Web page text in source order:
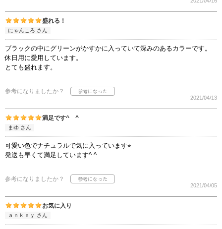
盛れる！
にゃんころ さん
ブラックの中にグリーンがかすかに入っていて深みのあるカラーです。
休日用に愛用しています。
とても盛れます。
参考になりましたか？
2021/04/13
満足です^ ^
まゆ さん
可愛い色でナチュラルで気に入っています⭐︎
発送も早くて満足しています^ ^
参考になりましたか？
2021/04/05
お気に入り
ａｎｋｅｙ さん